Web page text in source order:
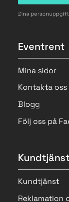
Dina
Eventrent
Mina sidor
Kontakta oss
Blogg
Följ oss på
Kundtjänst
Reklamation